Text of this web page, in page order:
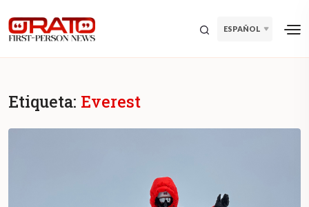
ESPAÑOL
Etiqueta: Everest